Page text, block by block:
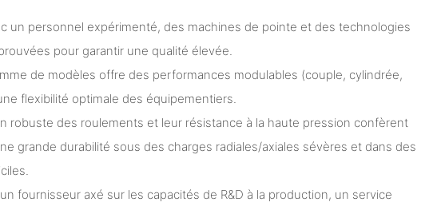
un personnel expérimenté, des machines de pointe et des technologies
pour garantir une qualité élevée.
de modèles offre des performances modulables (couple, cylindrée,
flexibilité optimale des équipementiers.
robuste des roulements et leur résistance à la haute pression confèrent
grande durabilité sous des charges radiales/axiales sévères et dans des
fournisseur axé sur les capacités de R&D à la production, un service